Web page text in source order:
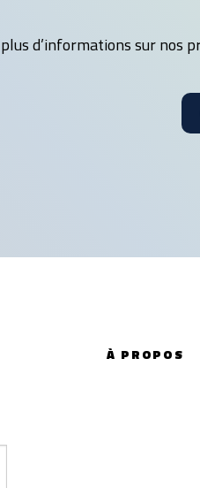
d’informations sur nos
À PROPOS